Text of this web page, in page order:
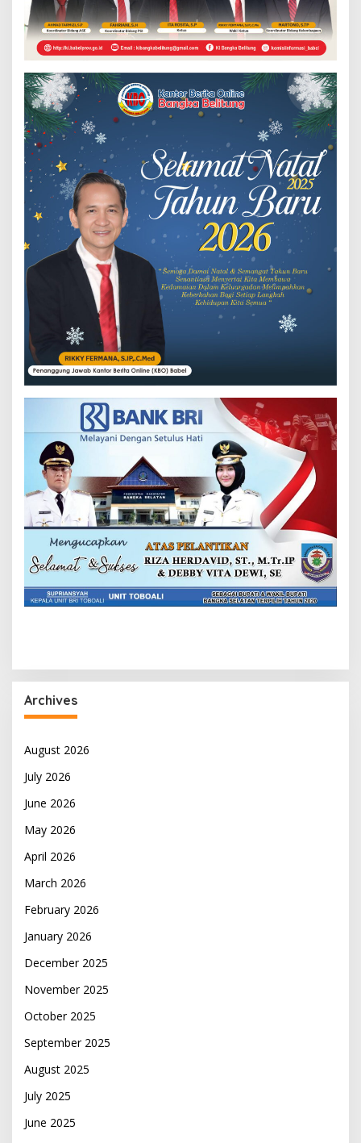
Archives
August 2026
July 2026
June 2026
May 2026
April 2026
March 2026
February 2026
January 2026
December 2025
November 2025
October 2025
September 2025
August 2025
July 2025
June 2025